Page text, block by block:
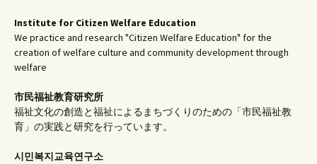
Institute for Citizen Welfare Education
We practice and research "Citizen Welfare Education" for the
creation of welfare culture and community development through
welfare
市民福祉教育研究所
福祉文化の創造と福祉によるまちづくりのための「市民福祉教
育」の実践と研究を行っています。
시민복지교육연구소